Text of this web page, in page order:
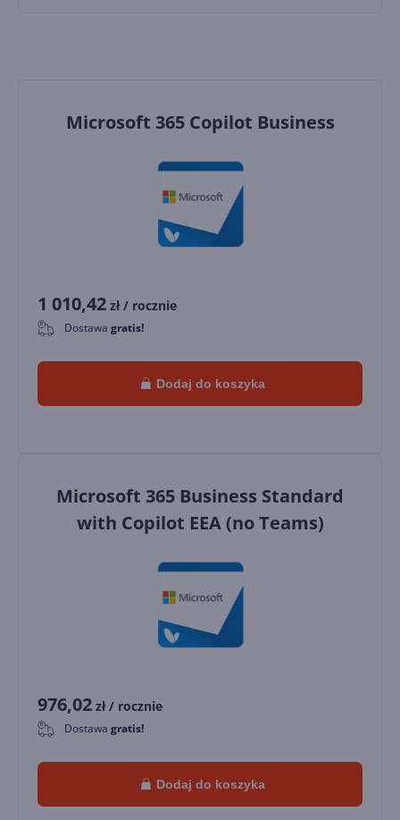
Microsoft 365 Copilot Business
1 010,42 zł / rocznie
0 Dostawa gratis!
Dodaj do koszyka
Microsoft 365 Business Standard
with Copilot EEA (no Teams)
976,02 zł / rocznie
0 Dostawa gratis!
Dodaj do koszyka